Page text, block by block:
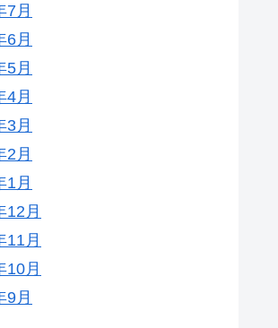
7月
6月
5月
4月
3月
2月
1月
12月
11月
10月
9月